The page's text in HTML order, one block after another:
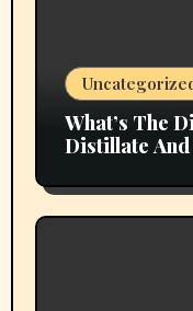
What’s The
Distillate